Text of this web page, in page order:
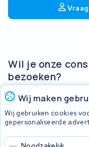
Wij maken
Wij gebruiken cookies
gepersonaliseerde
Wil je onze
bezoeken?
Ben je een consument,
jouw B2B aanvraag?